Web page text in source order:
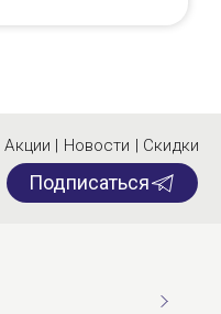
Акции | Новости | Скидки
Подписаться